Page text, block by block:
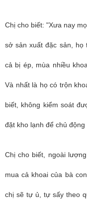
Chị cho biết: "Xưa nay
sở sản xuất đặc sản, họ
cả bị ép, mùa nhiều
Và nhất là họ có trộn
biết, không kiểm soát
đặt kho lạnh để chủ
Chị cho biết, ngoài
mua cả khoai của bà
chị sẽ tự ủ, tự sấy theo